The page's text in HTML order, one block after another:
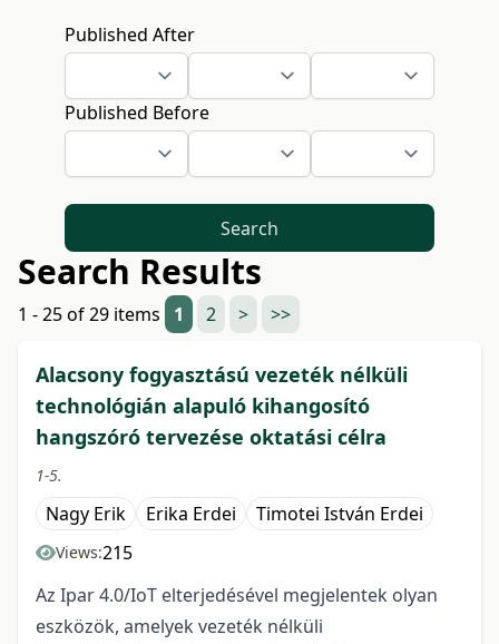
Published After
Published Before
Search
Search Results
1 - 25 of 29 items 1 2 > >>
Alacsony fogyasztású vezeték nélküli
technológián alapuló kihangosító
hangszóró tervezése oktatási célra
1-5.
Nagy Erik Erika Erdei Timotei István Erdei
Views:215
Az Ipar 4.0/IoT elterjedésével megjelentek olyan
eszközök, amelyek vezeték nélküli